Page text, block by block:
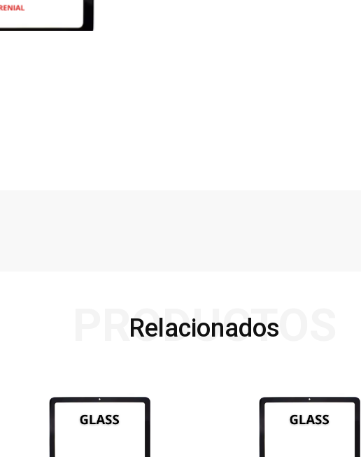
Relacionados
PRODUCTOS